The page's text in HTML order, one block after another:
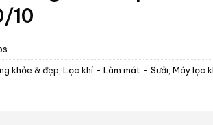
10
khỏe & đẹp Lọc khí - Làm mát - Sưởi Máy lọc